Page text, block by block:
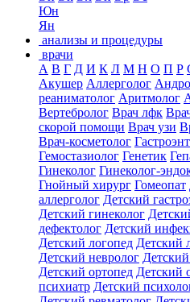
Юн
Ян
анализы и процедуры
врачи
А В Г Д И К Л М Н О П Р
Акушер Аллерголог
реаниматолог Аритмолог
Вертебролог Врач лфк
скорой помощи Врач узи
Врач-косметолог
Гемостазиолог Генетик
Гинеколог Гинеколог-
Гнойный хирург Гомеопат
аллерголог Детский
Детский гинеколог
дефектолог Детский
Детский логопед Детский
Детский невролог
Детский ортопед Детский
психиатр Детский